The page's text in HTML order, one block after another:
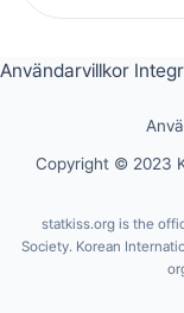
Användarvillkor
Copyright © 2023
statkiss.org is the
Society. Korean